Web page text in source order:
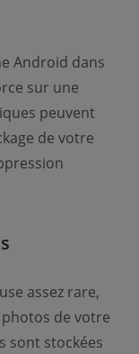
Android dans
sur une
peuvent
de votre
assez rare,
de votre
sont stockées